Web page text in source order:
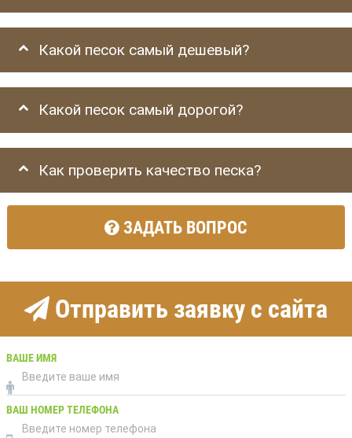
Какой песок самый дешевый?
Какой песок самый дорогой?
Как проверить качество песка?
ЗАДАТЬ ВОПРОС
Отправить заявку с сайта
ВАШЕ ИМЯ
ВАШ НОМЕР ТЕЛЕФОНА